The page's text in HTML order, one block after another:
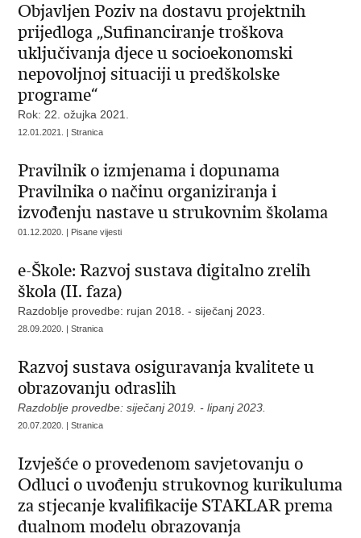
Objavljen Poziv na dostavu projektnih
prijedloga „Sufinanciranje troškova
uključivanja djece u socioekonomski
nepovoljnoj situaciji u predškolske
programe“
Rok: 22. ožujka 2021.
12.01.2021. | Stranica
Pravilnik o izmjenama i dopunama
Pravilnika o načinu organiziranja i
izvođenju nastave u strukovnim školama
01.12.2020. | Pisane vijesti
e-Škole: Razvoj sustava digitalno zrelih
škola (II. faza)
Razdoblje provedbe: rujan 2018. - siječanj 2023.
28.09.2020. | Stranica
Razvoj sustava osiguravanja kvalitete u
obrazovanju odraslih
Razdoblje provedbe: siječanj 2019. - lipanj 2023.
20.07.2020. | Stranica
Izvješće o provedenom savjetovanju o
Odluci o uvođenju strukovnog kurikuluma
za stjecanje kvalifikacije STAKLAR prema
dualnom modelu obrazovanja